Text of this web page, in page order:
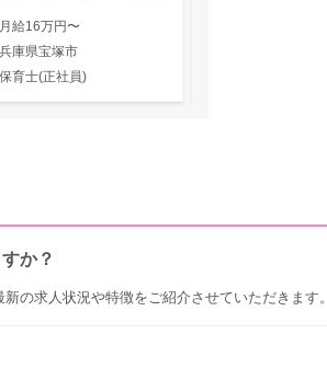
月給16万円〜
兵庫県宝塚市
保育士(正社員)
か？
の求人状況や特徴をご紹介させていただきます。